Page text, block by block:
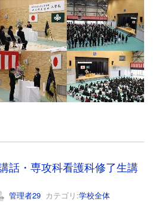
話・専攻科看護科修了生講
管理者29 カテゴリ:学校全体